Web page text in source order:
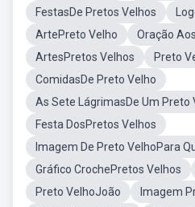
FestasDe Pretos Velhos
ArtePreto Velho
Oração
ArtesPretos Velhos
Preto
ComidasDe Preto Velho
As Sete LágrimasDe Um Preto
Festa DosPretos Velhos
Imagem De Preto VelhoPara
Gráfico CrochePretos Velhos
Preto VelhoJoão
Imagem